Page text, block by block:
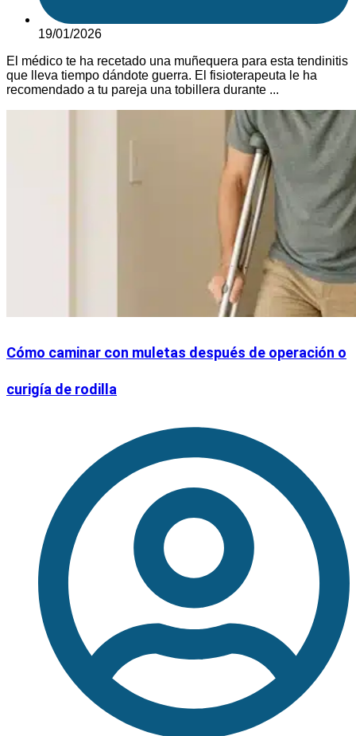
19/01/2026
El médico te ha recetado una muñequera para esta tendinitis
que lleva tiempo dándote guerra. El fisioterapeuta le ha
recomendado a tu pareja una tobillera durante ...
Cómo caminar con muletas después de operación o
curigía de rodilla